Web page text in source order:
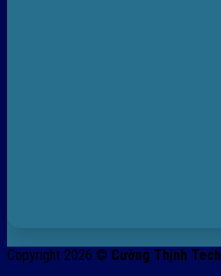
Copyright 2026 © Cường Thịnh Tech